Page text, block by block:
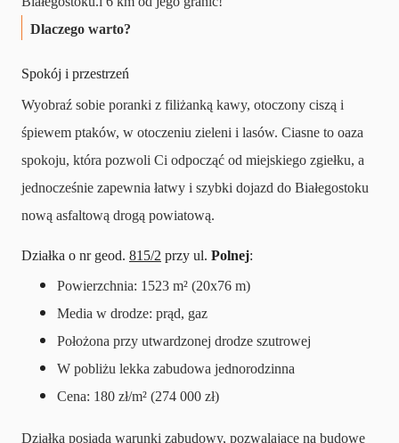
Dlaczego warto?
Spokój i przestrzeń
Wyobraź sobie poranki z filiżanką kawy, otoczony ciszą i
śpiewem ptaków, w otoczeniu zieleni i lasów. Ciasne to oaza
spokoju, która pozwoli Ci odpocząć od miejskiego zgiełku, a
jednocześnie zapewnia łatwy i szybki dojazd do Białegostoku
nową asfaltową drogą powiatową.
Działka o nr geod. 815/2 przy ul. Polnej:
Powierzchnia: 1523 m² (20x76 m)
Media w drodze: prąd, gaz
Położona przy utwardzonej drodze szutrowej
W pobliżu lekka zabudowa jednorodzinna
Cena: 180 zł/m² (274 000 zł)
Działka posiada warunki zabudowy, pozwalające na budowę